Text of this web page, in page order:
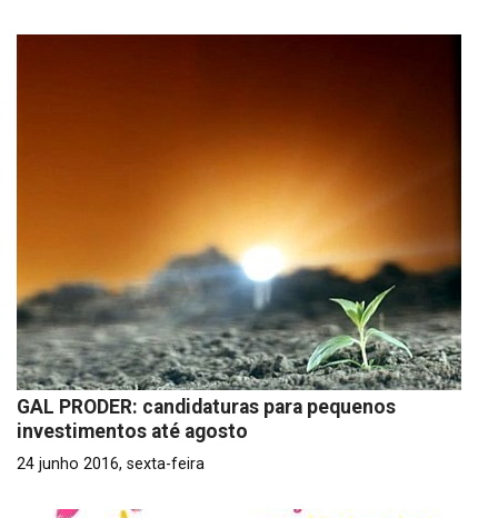
GAL PRODER: candidaturas para pequenos
investimentos até agosto
24 junho 2016, sexta-feira